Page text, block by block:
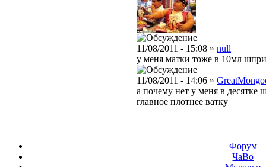
11/08/2011 - 15:08 » null
у меня матки тоже в 10мл
11/08/2011 - 14:06 »
а почему нет у меня в десятке
главное плотнее ватку
Форум
ЧаВо